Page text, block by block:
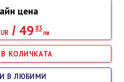
цена
/ 49 83
лв
В ЛЮБИМИ